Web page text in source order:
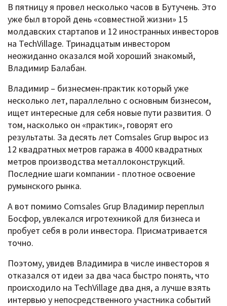
В пятницу я провел несколько часов в Бутучень. Это
уже был второй день «совместной жизни» 15
молдавских стартапов и 12 иностранных инвесторов
на TechVillage. Тринадцатым инвестором
неожиданно оказался мой хороший знакомый,
Владимир Балабан.
Владимир – бизнесмен-практик который уже
несколько лет, параллельно с основным бизнесом,
ищет интересные для себя новые пути развития. О
том, насколько он «практик», говорят его
результаты. За десять лет Comsales Grup вырос из
12 квадратных метров гаража в 4000 квадратных
метров производства металлоконструкций.
Последние шаги компании - плотное освоение
румынского рынка.
А вот помимо Comsales Grup Владимир переплыл
Босфор, увлекался игротехникой для бизнеса и
пробует себя в роли инвестора. Присматривается
точно.
Поэтому, увидев Владимира в числе инвесторов я
отказался от идеи за два часа быстро понять, что
происходило на TechVillage два дня, а лучше взять
интервью у непосредственного участника событий